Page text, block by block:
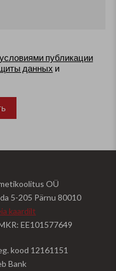
условиями публикации
данных и
OÜ
5-205 Pärnu 80010
kaardilt
EE101577649
kood 12161151
Bank